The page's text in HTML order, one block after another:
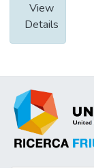
View
Details